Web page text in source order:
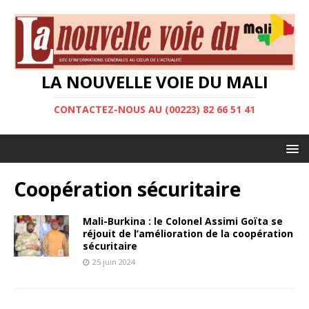
LA NOUVELLE VOIE DU MALI
CONTACTEZ-NOUS AU (00223) 82 66 51 41
Coopération sécuritaire
Mali-Burkina : le Colonel Assimi Goïta se
réjouit de l’amélioration de la coopération
sécuritaire
25 juin 2024